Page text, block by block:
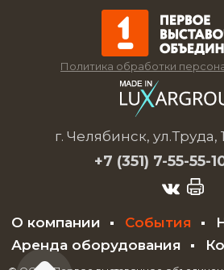
Политика обработки
г. Челябинск, ул.Труда,
+7 (351) 7-55-55-
О компании События
Аренда оборудования